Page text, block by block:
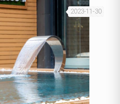
2023-11-30